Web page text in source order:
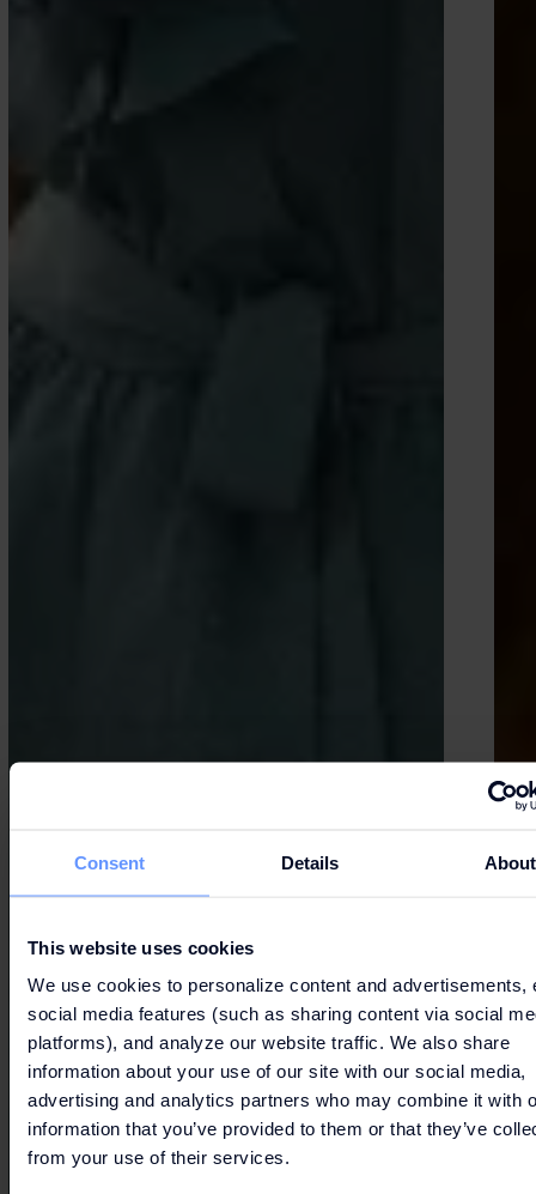
Consent Details About
This website uses cookies
We use cookies to personalize content and advertisements,
social media features (such as sharing content via social
platforms), and analyze our website traffic. We also share
information about your use of our site with our social media,
advertising and analytics partners who may combine it with
information that you’ve provided to them or that they’ve
from your use of their services.